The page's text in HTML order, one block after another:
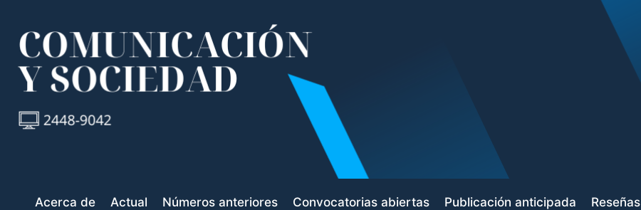
Acerca de Actual Números anteriores Convocatorias abiertas Publicación anticipada Reseñas